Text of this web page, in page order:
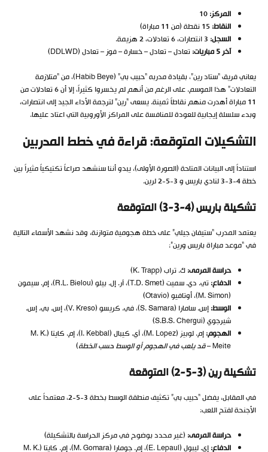
المركز:
النقاط:
السجل:
آخر 5 مباريات:
تعادل – تعادل – خسارة – فوز – تعادل (DDLWD)
يعاني فريق “ستاد رين”، بقيادة مدربه “حبيب بي” (Habib Beye)، من “متلازمة
التعادلات” هذا الموسم. على الرغم من أنهم لم يخسروا كثيراً، إلا أن 6 تعادلات من
11 مباراة أهدرت منهم نقاطاً ثمينة. يسعى “رين” لترجمة الأداء الجيد إلى انتصارات،
وبدء سلسلة إيجابية للعودة للمنافسة على المراكز الأوروبية التي اعتاد عليها.
التشكيلات المتوقعة: قراءة في خطط المدربين
استناداً إلى البيانات المتاحة (الصورة الأولى)، يبدو أننا سنشهد صراعاً تكتيكياً مثيراً بين
خطة 4-3-3 لنادي باريس و 3-5-2 لرين.
تشكيلة باريس (4-3-3) المتوقعة
يعتمد المدرب “ستيفان جيلي” على خطة هجومية متوازنة، وقد نشهد الأسماء التالية
في “موعد مباراة باريس ورين”:
حراسة المرمى:ك. تراب (K. Trapp)
الدفاع:
تي. دي. سميت (T.D. Smet)، آر. إل. بيلو (R.L. Bielou)، إم. سيمون
(M. Simon)، أوتافيو (Otavio)
الوسط:
إس. سامارا (S. Samara)، في. كريسو (V. Kreso)، إس. بي. إس.
شيرجوي (S.B.S. Chergui)
الهجوم:
إم. لوبيز (M. Lopez)، آي. كيبال (I. Kebbal)، إم. كايتا (M. K.
Meite – قد يلعب في الهجوم أو الوسط حسب الخطة)
تشكيلة رين (3-5-2) المتوقعة
في المقابل، يفضل “حبيب بي” تكثيف منطقة الوسط بخطة 3-5-2، معتمداً على
الأجنحة لفتح اللعب:
حراسة المرمى: (غير محدد بوضوح في مركز الحراسة بالتشكيلة)
الدفاع:
إي. ليبول (E. Lepaul)، إم. جومارا (M. Gomara)، إم. كايتا (M. K.